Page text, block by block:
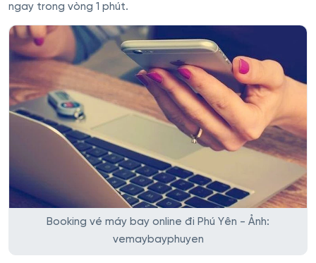
ngay trong vòng 1 phút.
Booking vé máy bay online đi Phú Yên - Ảnh:
vemaybayphuyen